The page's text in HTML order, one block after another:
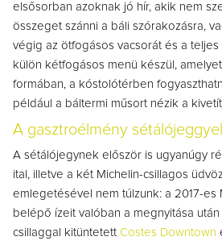
elsősorban azoknak jó hír, akik nem
összeget szánni a báli szórakozásra,
végig az ötfogásos vacsorát és a
külön kétfogásos menü készül,
formában, a kóstolótérben
például a báltermi műsort nézik a
A gasztroélmény
A sétálójegynek először is ugyanúgy
ital, illetve a két Michelin-csillagos
emlegetésével nem túlzunk: a 2017-es
belépő ízeit valóban a megnyitása
csillaggal kitüntetett Costes Downtown